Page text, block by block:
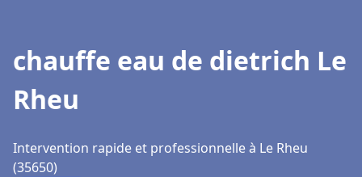
chauffe eau de dietrich Le
Rheu
Intervention rapide et professionnelle à Le Rheu
(35650)